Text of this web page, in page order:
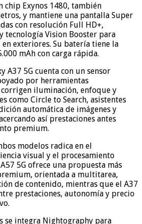
chip Exynos 1480, también
y mantiene una pantalla Super
con resolución Full HD+,
tecnología Vision Booster para
exteriores. Su batería tiene la
mAh con carga rápida.
A37 5G cuenta con un sensor
por herramientas
iluminación, enfoque y
como Circle to Search, asistentes
automática de imágenes y
así prestaciones antes
premium.
modelos radica en el
visual y el procesamiento
5G ofrece una propuesta más
orientada a multitarea,
de contenido, mientras que el A37
prestaciones, autonomía y precio
se integra Nightography para